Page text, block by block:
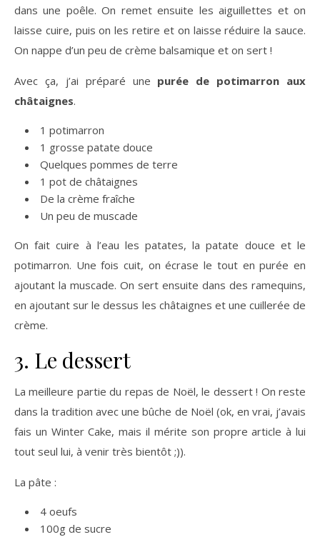
dans une poêle. On remet ensuite les aiguillettes et on
laisse cuire, puis on les retire et on laisse réduire la sauce.
On nappe d’un peu de crème balsamique et on sert !
Avec ça, j’ai préparé une purée de potimarron aux
châtaignes.
1 potimarron
1 grosse patate douce
Quelques pommes de terre
1 pot de châtaignes
De la crème fraîche
Un peu de muscade
On fait cuire à l’eau les patates, la patate douce et le
potimarron. Une fois cuit, on écrase le tout en purée en
ajoutant la muscade. On sert ensuite dans des ramequins,
en ajoutant sur le dessus les châtaignes et une cuillerée de
crème.
3. Le dessert
La meilleure partie du repas de Noël, le dessert ! On reste
dans la tradition avec une bûche de Noël (ok, en vrai, j’avais
fais un Winter Cake, mais il mérite son propre article à lui
tout seul lui, à venir très bientôt ;)).
La pâte :
4 oeufs
100g de sucre